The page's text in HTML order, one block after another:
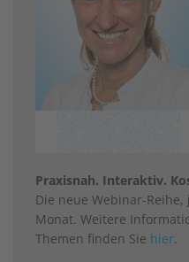
Praxisnah. Interaktiv.
Die neue Webinar-
Monat. Weitere
Themen finden Sie hier.